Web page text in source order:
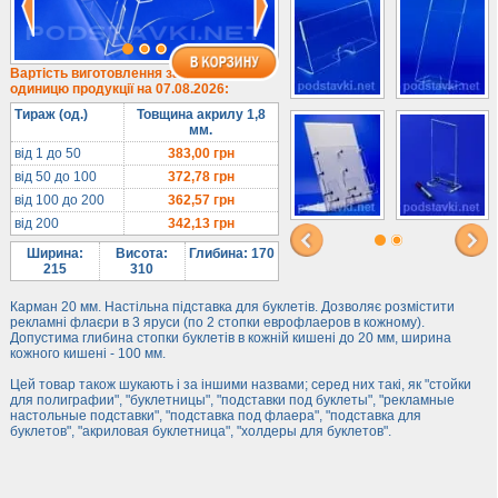
Під євробуклет
Під мобільні
Під біжутерію
Гірки та подіуми
Під косметику
Під солодке
Для хот-догів
Лототрони
Ящики з акрилу
Цінники
Засоби захисту
Інформ. стенди
Вартість виготовлення за
одиницю продукції на 07.08.2026:
Тираж (од.)
Товщина акрилу 1,8
мм.
від 1 до 50
383,00грн
від 50 до 100
372,78грн
від 100 до 200
362,57грн
від 200
342,13грн
Ширина:
215
Висота:
310
Глибина: 170
Карман 20 мм. Настільна підставка для буклетів. Дозволяє розмістити
рекламні флаєри в 3 яруси (по 2 стопки еврофлаеров в кожному).
Допустима глибина стопки буклетів в кожній кишені до 20 мм, ширина
кожного кишені - 100 мм.
Цей товар також шукають і за іншими назвами; серед них такі, як "стойки
для полиграфии", "буклетницы", "подставки под буклеты", "рекламные
настольные подставки", "подставка под флаера", "подставка для
буклетов", "акриловая буклетница", "холдеры для буклетов".